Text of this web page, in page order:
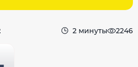
2 минуты 2246